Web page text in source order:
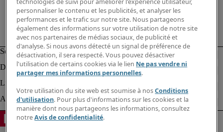
technologies de suivi pour améliorer l'expérience utilisateur,
personnaliser le contenu et les publicités, et analyser les
performances et le trafic sur notre site. Nous partageons
également des informations sur votre utilisation de notre site
avec nos partenaires de médias sociaux, de publicité et
d'analyse. Si nous avons détecté un signal de préférence de
désactivation, il sera respecté. Vous pouvez désactiver
l'utilisation de certains cookies via le lien Ne pas vendre ni
partager mes informations personnelles.
Votre utilisation du site web est soumise à nosConditions
d'utilisation. Pour plus d'informations sur les cookies et la
manière dont nous partageons les informations, consultez
notreAvis de confidentialité.